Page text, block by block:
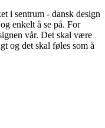
i sentrum - dansk design
enkelt å se på. For
vår. Det skal være
og det skal føles som å